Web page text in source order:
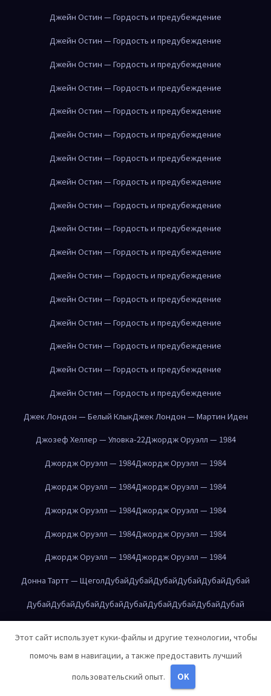
Джейн Остин — Гордость и предубеждение
Джейн Остин — Гордость и предубеждение
Джейн Остин — Гордость и предубеждение
Джейн Остин — Гордость и предубеждение
Джейн Остин — Гордость и предубеждение
Джейн Остин — Гордость и предубеждение
Джейн Остин — Гордость и предубеждение
Джейн Остин — Гордость и предубеждение
Джейн Остин — Гордость и предубеждение
Джейн Остин — Гордость и предубеждение
Джейн Остин — Гордость и предубеждение
Джейн Остин — Гордость и предубеждение
Джейн Остин — Гордость и предубеждение
Джейн Остин — Гордость и предубеждение
Джейн Остин — Гордость и предубеждение
Джейн Остин — Гордость и предубеждение
Джейн Остин — Гордость и предубеждение
Джек Лондон — Белый КлыкДжек Лондон — Мартин Иден
Джозеф Хеллер — Уловка-22Джордж Оруэлл — 1984
Джордж Оруэлл — 1984Джордж Оруэлл — 1984
Джордж Оруэлл — 1984Джордж Оруэлл — 1984
Джордж Оруэлл — 1984Джордж Оруэлл — 1984
Джордж Оруэлл — 1984Джордж Оруэлл — 1984
Джордж Оруэлл — 1984Джордж Оруэлл — 1984
Донна Тартт — ЩеголДубайДубайДубайДубайДубайДубай
ДубайДубайДубайДубайДубайДубайДубайДубайДубай
Екатеринбург
ЕкатеринбургЕкатеринбургЕкатеринбург
Этот сайт использует куки-файлы и другие технологии, чтобы
помочь вам в навигации, а также предоставить лучший
пользовательский опыт.
OK